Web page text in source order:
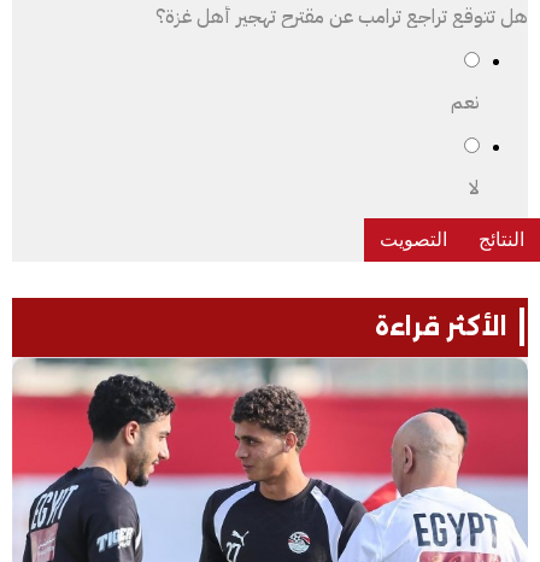
هل تتوقع تراجع ترامب عن مقترح تهجير أهل غزة؟
نعم
لا
الأكثر قراءة